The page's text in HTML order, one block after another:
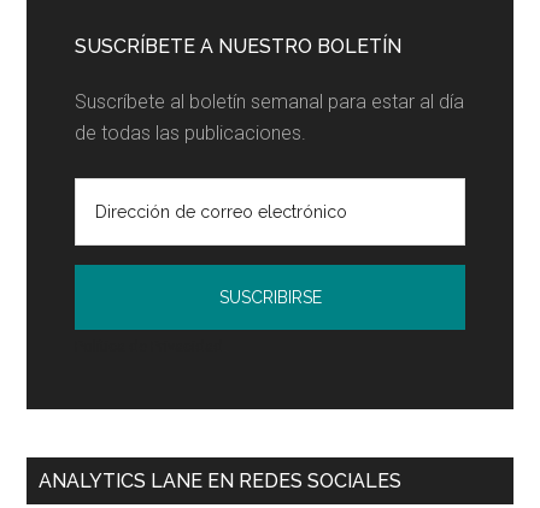
SUSCRÍBETE A NUESTRO BOLETÍN
Suscríbete al boletín semanal para estar al día
de todas las publicaciones.
ANALYTICS LANE EN REDES SOCIALES